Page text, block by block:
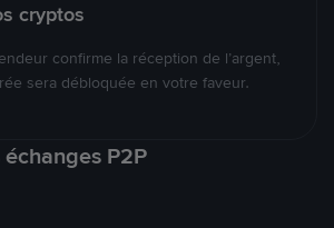
cryptos
confirme la réception de l’argent,
sera débloquée en votre faveur.
P2P